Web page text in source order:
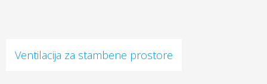
Ventilacija za stambene prostore